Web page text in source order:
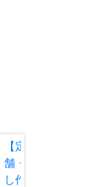
【定借】貸し店
舗・貸し倉庫・貸
し作業所 東京都